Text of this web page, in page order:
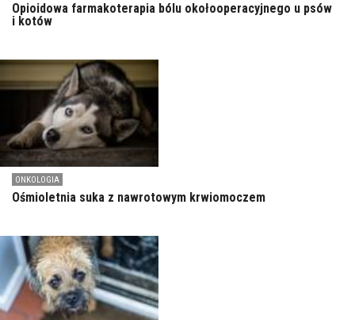
Opioidowa farmakoterapia bólu okołooperacyjnego u psów
i kotów
ONKOLOGIA
Ośmioletnia suka z nawrotowym krwiomoczem